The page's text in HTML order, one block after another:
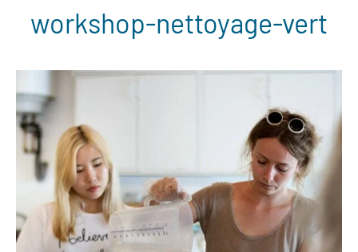
workshop-nettoyage-vert